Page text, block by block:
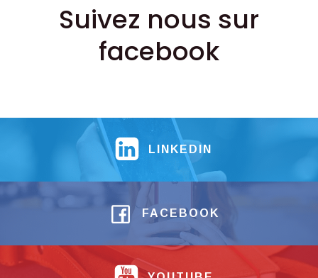
Suivez nous sur
facebook
LINKEDIN
FACEBOOK